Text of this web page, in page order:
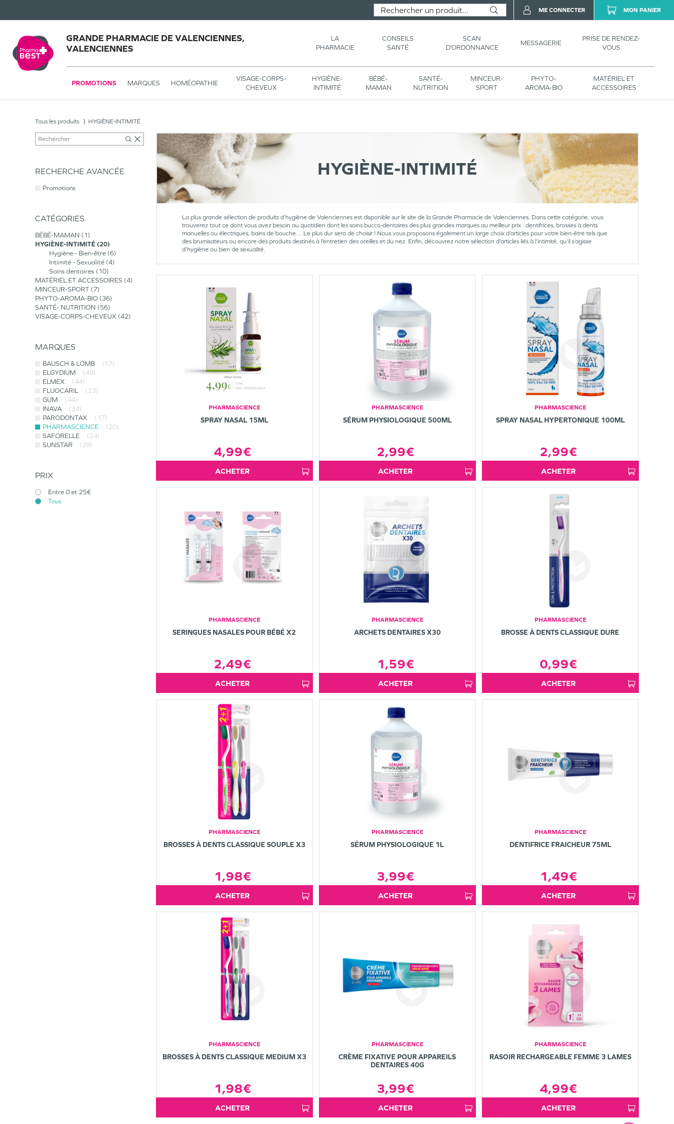
GRANDE PHARMACIE DE VALENCIENNES,
VALENCIENNES
LA
PHARMACIE
CONSEILS
SANTÉ
SCAN
D’ORDONNANCE
MESSAGERIE
PRISE DE RENDEZ-
VOUS
PROMOTIONS MARQUES HOMÉOPATHIE
VISAGE-CORPS-
CHEVEUX
HYGIÈNE-
INTIMITÉ
BÉBÉ-
MAMAN
SANTÉ-
NUTRITION
MINCEUR-
SPORT
PHYTO-
AROMA-BIO
MATÉRIEL ET
ACCESSOIRES
ME CONNECTER MON PANIER
Tous les produits HYGIÈNE-INTIMITÉ
RECHERCHE AVANCÉE
Promotions
CATÉGORIES
BÉBÉ-MAMAN
1
HYGIÈNE-INTIMITÉ 20
Hygiène - Bien-être 6
Intimité - Sexualité 4
Soins dentaires
10
MATÉRIEL ET ACCESSOIRES 4
MINCEUR-SPORT 7
PHYTO-AROMA-BIO 36
SANTÉ- NUTRITION
56
VISAGE-CORPS-CHEVEUX 42
MARQUES
BAUSCH & LOMB
(17)
ELGYDIUM
(49)
ELMEX
(44)
FLUOCARIL
(23)
GUM
(44)
INAVA
(34)
PARODONTAX
(17)
PHARMASCIENCE
(20)
SAFORELLE
(24)
SUNSTAR
(29)
PRIX
Entre 0 et 25€
Tous
HYGIÈNE-INTIMITÉ
La plus grande sélection de produits d’hygiène de Valenciennes est disponible sur le site de la Grande Pharmacie de Valenciennes. Dans cette catégorie, vous
trouverez tout ce dont vous avez besoin au quotidien dont les soins bucco-dentaires des plus grandes marques au meilleur prix : dentifrices, brosses à dents
manuelles ou électriques, bains de bouche… Le plus dur sera de choisir ! Nous vous proposons également un large choix d’articles pour votre bien-être tels que
des brumisateurs ou encore des produits destinés à l’entretien des oreilles et du nez. Enfin, découvrez notre sélection d’articles liés à l’intimité, qu’il s’agisse
d’hygiène ou bien de sexualité.
PHARMASCIENCE
SPRAY NASAL 15ML
4,99€
ACHETER
PHARMASCIENCE
SÉRUM PHYSIOLOGIQUE 500ML
2,99€
ACHETER
PHARMASCIENCE
SPRAY NASAL HYPERTONIQUE 100ML
2,99€
ACHETER
PHARMASCIENCE
SERINGUES NASALES POUR BÉBÉ X2
2,49€
ACHETER
PHARMASCIENCE
ARCHETS DENTAIRES X30
1,59€
ACHETER
PHARMASCIENCE
BROSSE À DENTS CLASSIQUE DURE
0,99€
ACHETER
PHARMASCIENCE
BROSSES À DENTS CLASSIQUE SOUPLE X3
1,98€
ACHETER
PHARMASCIENCE
SÉRUM PHYSIOLOGIQUE 1L
3,99€
ACHETER
PHARMASCIENCE
DENTIFRICE FRAICHEUR 75ML
1,49€
ACHETER
PHARMASCIENCE
BROSSES À DENTS CLASSIQUE MEDIUM X3
1,98€
ACHETER
PHARMASCIENCE
CRÈME FIXATIVE POUR APPAREILS
DENTAIRES 40G
3,99€
ACHETER
PHARMASCIENCE
RASOIR RECHARGEABLE FEMME 3 LAMES
4,99€
ACHETER